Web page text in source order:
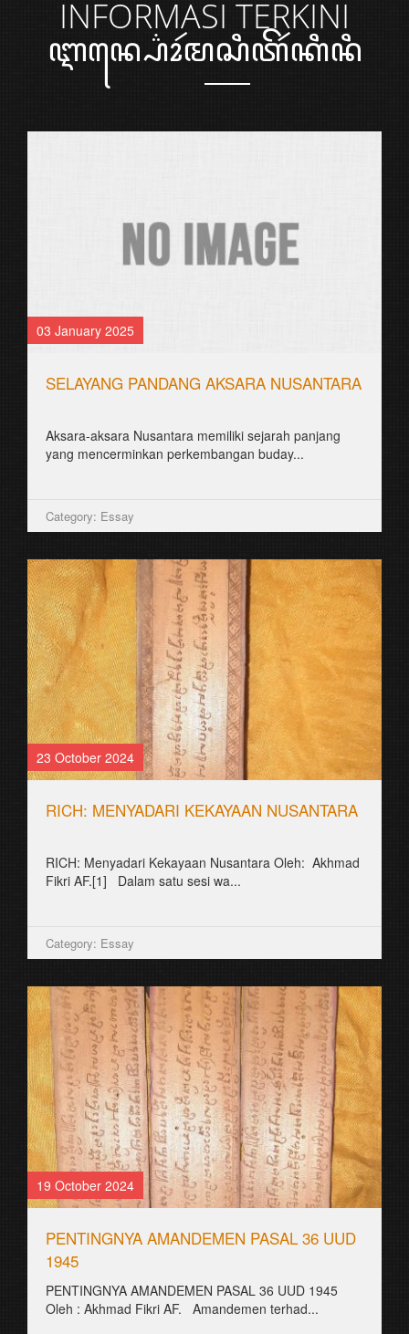
INFORMASI TERKINI
ꦆꦤ꧀ꦥ꦳ꦺꦴꦂꦩꦱꦶꦠꦼꦂꦏꦶꦤꦶ
03 January 2025
SELAYANG PANDANG AKSARA NUSANTARA
Aksara-aksara Nusantara memiliki sejarah panjang
yang mencerminkan perkembangan buday...
Category: Essay
23 October 2024
RICH: MENYADARI KEKAYAAN NUSANTARA
RICH: Menyadari Kekayaan Nusantara Oleh: Akhmad
Fikri AF.[1] Dalam satu sesi wa...
Category: Essay
19 October 2024
PENTINGNYA AMANDEMEN PASAL 36 UUD
1945
PENTINGNYA AMANDEMEN PASAL 36 UUD 1945
Oleh : Akhmad Fikri AF. Amandemen terhad...